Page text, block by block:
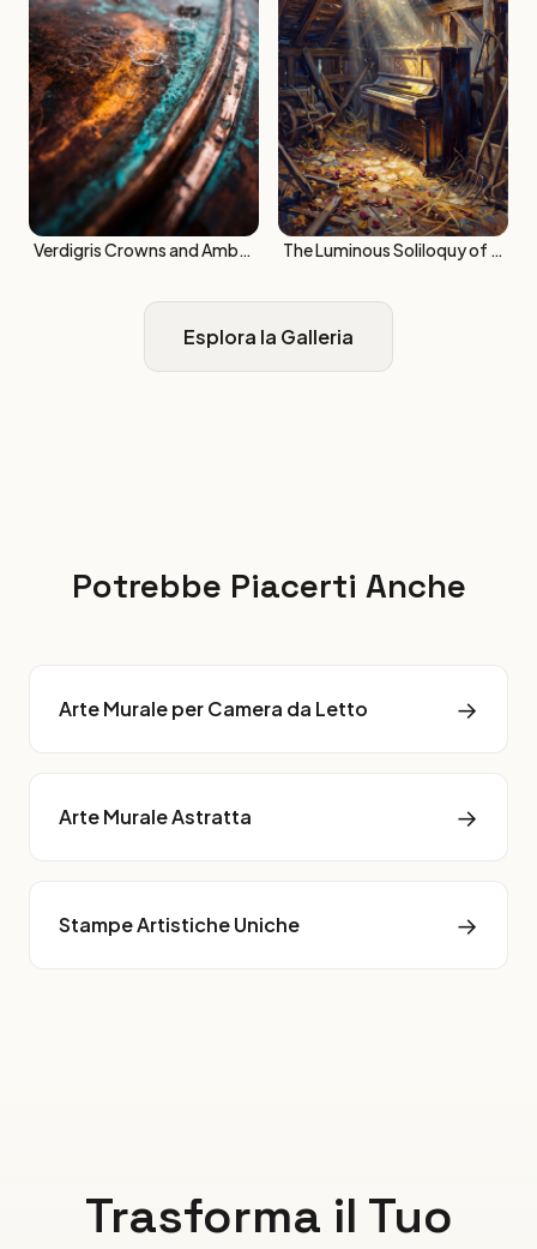
Verdigris Crowns and Amber Ripples The Luminous Soliloquy of Silent Ivory
Esplora la Galleria
Potrebbe Piacerti Anche
Arte Murale per Camera da Letto →
Arte Murale Astratta →
Stampe Artistiche Uniche →
Trasforma il Tuo